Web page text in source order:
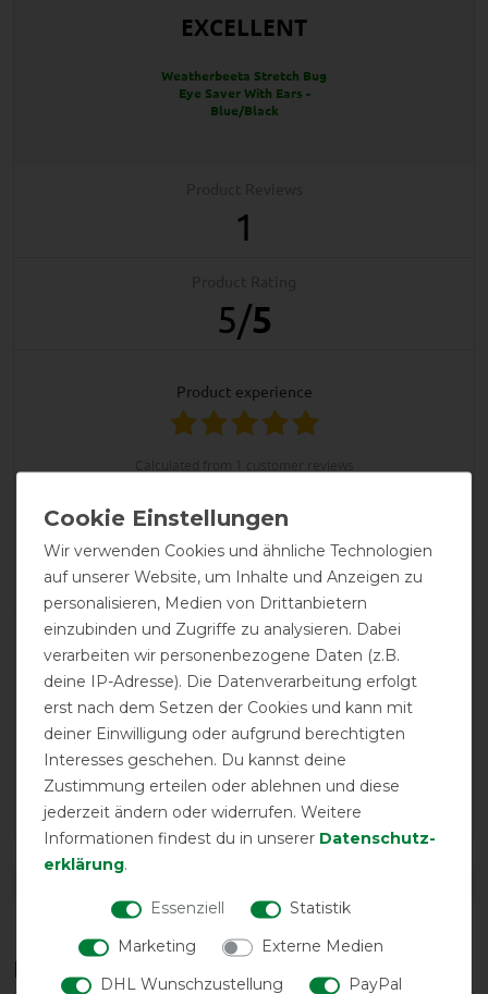
EXCELLENT
Weatherbeeta Stretch Bug
Eye Saver With Ears -
Blue/Black
1
5/5
product experience
Positive
100%
Negative
0%
LATEST REVIEWS
07.06.2021
Eine wirklich eng und doch weich anliegende Maske -
hier kommt keine Fliege hinter. Da kein fummeliger
Reißverschluss dran ist kann man die Maske auch
unruhigen Pferden schnell und problemlos an- und
Das perfekte Zubehör für dich
Wir verwenden Cookies und ähnliche Technologien
auf unserer Website, um Inhalte und Anzeigen zu
personalisieren, Medien von Drittanbietern
einzubinden und Zugriffe zu analysieren. Dabei
verarbeiten wir personenbezogene Daten (z.B.
deine IP-Adresse). Die Datenverarbeitung erfolgt
erst nach dem Setzen der Cookies und kann mit
deiner Einwilligung oder aufgrund berechtigten
Interesses geschehen. Du kannst deine
Zustimmung erteilen oder ablehnen und diese
jederzeit ändern oder widerrufen. Weitere
Informationen findest du in unserer Daten­schutz­
erklärung.
Essenziell
Statistik
Marketing
Externe Medien
DHL Wunschzustellung
PayPal